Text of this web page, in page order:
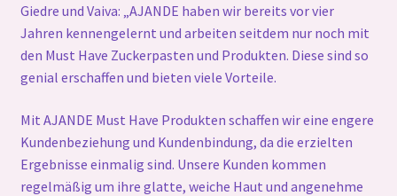
Giedre und Vaiva: „AJANDE haben wir bereits vor vier
Jahren kennengelernt und arbeiten seitdem nur noch mit
den Must Have Zuckerpasten und Produkten. Diese sind so
genial erschaffen und bieten viele Vorteile.
Mit AJANDE Must Have Produkten schaffen wir eine engere
Kundenbeziehung und Kundenbindung, da die erzielten
Ergebnisse einmalig sind. Unsere Kunden kommen
regelmäßig um ihre glatte, weiche Haut und angenehme